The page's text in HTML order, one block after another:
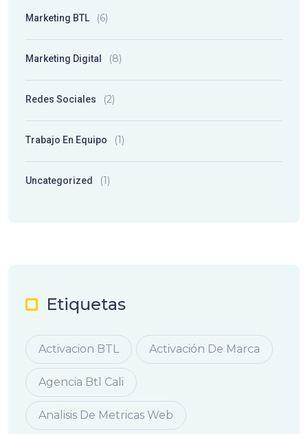
Marketing BTL (6)
Marketing Digital (8)
Redes Sociales (2)
Trabajo En Equipo (1)
Uncategorized (1)
Etiquetas
Activacion BTL Activación De Marca
Agencia Btl Cali
Analisis De Metricas Web